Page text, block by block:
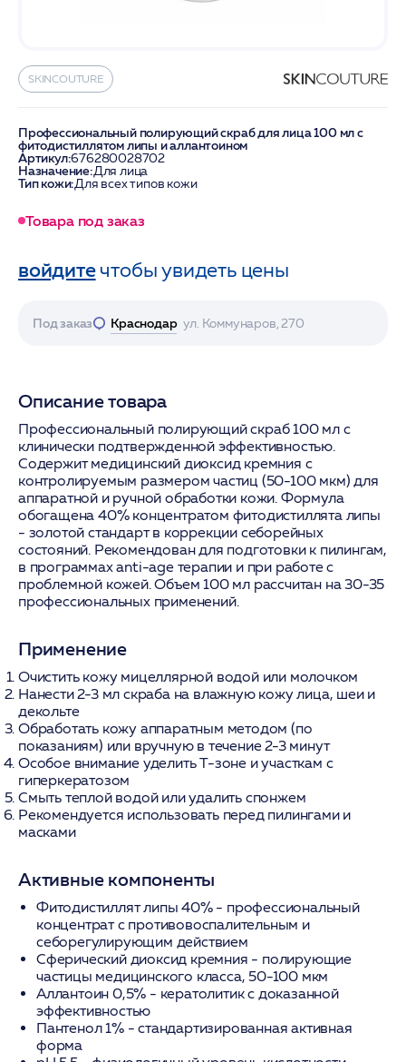
SKINCOUTURE
Профессиональный полирующий скраб для лица 100 мл с
фитодистиллятом липы и аллантоином
Артикул:676280028702
Назначение:Для лица
Тип кожи:Для всех типов кожи
Товара под заказ
войдитечтобы увидеть цены
Под заказ Краснодар ул. Коммунаров, 270
Описание товара
Профессиональный полирующий скраб 100 мл с
клинически подтвержденной эффективностью.
Содержит медицинский диоксид кремния с
контролируемым размером частиц (50-100 мкм) для
аппаратной и ручной обработки кожи. Формула
обогащена 40% концентратом фитодистиллята липы
- золотой стандарт в коррекции себорейных
состояний. Рекомендован для подготовки к пилингам,
в программах anti-age терапии и при работе с
проблемной кожей. Объем 100 мл рассчитан на 30-35
профессиональных применений.
Применение
Очистить кожу мицеллярной водой или молочком
Нанести 2-3 мл скраба на влажную кожу лица, шеи и
декольте
Обработать кожу аппаратным методом (по
показаниям) или вручную в течение 2-3 минут
Особое внимание уделить Т-зоне и участкам с
гиперкератозом
Смыть теплой водой или удалить спонжем
Рекомендуется использовать перед пилингами и
масками
Активные компоненты
Фитодистиллят липы 40%- профессиональный
концентрат с противовоспалительным и
себорегулирующим действием
Сферический диоксид кремния - полирующие
частицы медицинского класса, 50-100 мкм
Аллантоин 0,5% - кератолитик с доказанной
эффективностью
Пантенол 1%- стандартизированная активная
форма